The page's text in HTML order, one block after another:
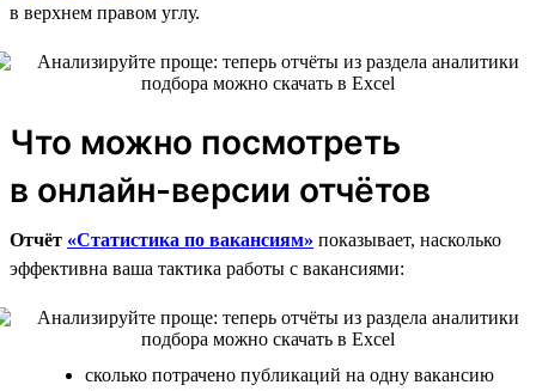
в верхнем правом углу.
Что можно посмотреть
в онлайн-версии отчётов
Отчёт «Статистика по вакансиям» показывает, насколько
эффективна ваша тактика работы с вакансиями:
сколько потрачено публикаций на одну вакансию